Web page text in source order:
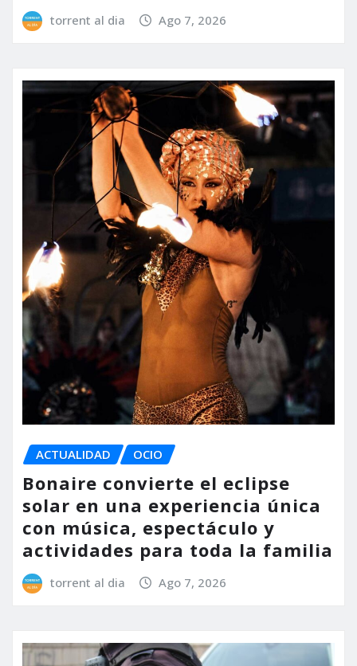
torrent al dia Ago 7, 2026
ACTUALIDAD OCIO
Bonaire convierte el eclipse
solar en una experiencia única
con música, espectáculo y
actividades para toda la familia
torrent al dia Ago 7, 2026